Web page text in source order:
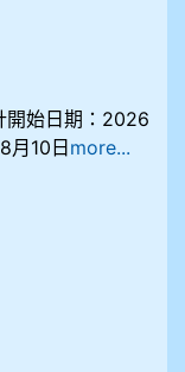
開始日期：2026
10日 more...